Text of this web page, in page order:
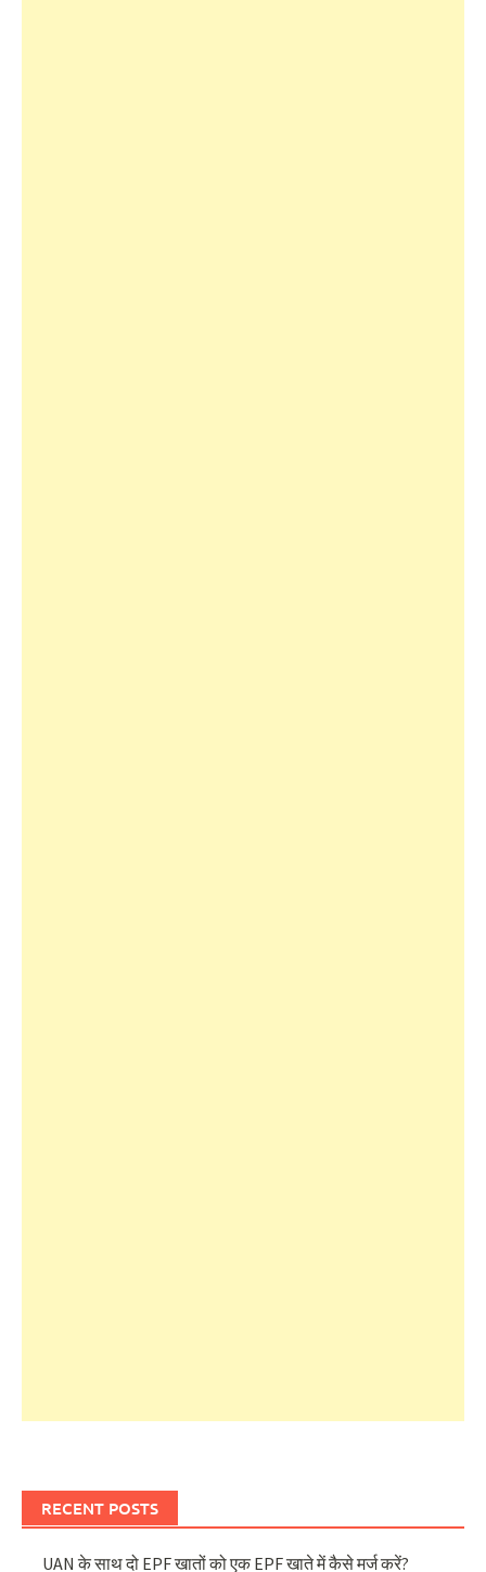
RECENT POSTS
UAN के साथ दो EPF खातों को एक EPF खाते में कैसे मर्ज करें?